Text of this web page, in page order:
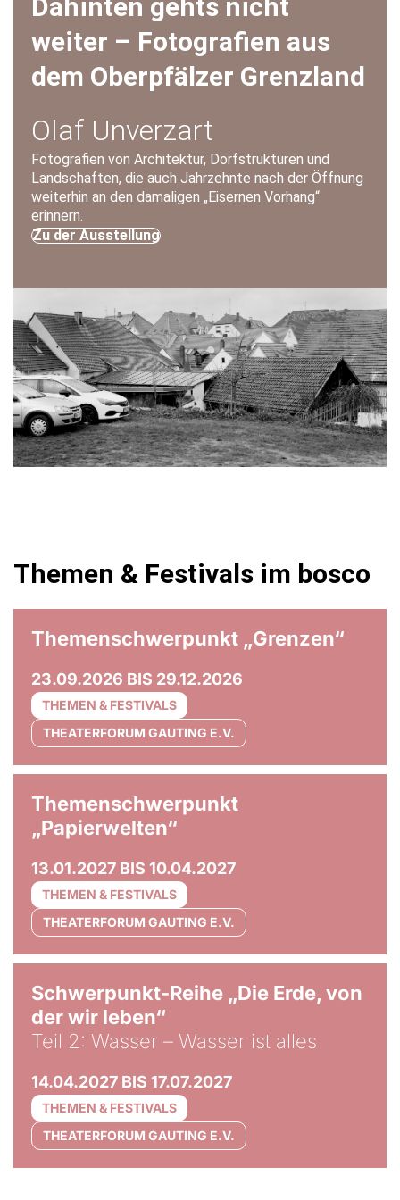
Dahinten gehts nicht
weiter – Fotografien aus
dem Oberpfälzer Grenzland
Olaf Unverzart
Fotografien von Architektur, Dorfstrukturen und
Landschaften, die auch Jahrzehnte nach der Öffnung
weiterhin an den damaligen „Eisernen Vorhang“
erinnern.
Zu der Ausstellung
Themen & Festivals im bosco
Themenschwerpunkt „Grenzen“
23.09.2026 BIS 29.12.2026
THEMEN & FESTIVALS
THEATERFORUM GAUTING E.V.
© Anna Maria Bellmann
Themenschwerpunkt
„Papierwelten“
13.01.2027 BIS 10.04.2027
THEMEN & FESTIVALS
THEATERFORUM GAUTING E.V.
© Tom Hegen
Schwerpunkt-Reihe „Die Erde, von
der wir leben“
Teil 2: Wasser – Wasser ist alles
14.04.2027 BIS 17.07.2027
THEMEN & FESTIVALS
THEATERFORUM GAUTING E.V.